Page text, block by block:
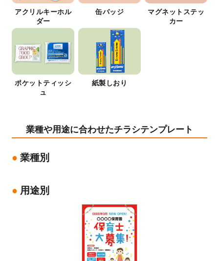
アクリルキーホル
ダー
缶バッジ
マグネットステッ
カー
ポケットティッシ
ュ
紙製しおり
業種や用途に合わせたチラシテンプレート
業種別
用途別